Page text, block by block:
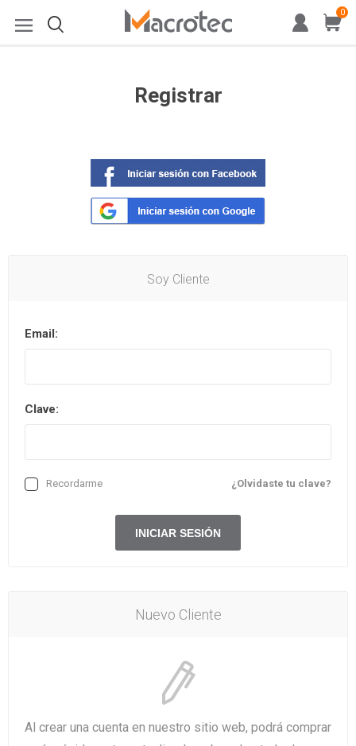
0
Registrar
Soy Cliente
Email:
Clave:
¿Olvidaste tu clave?
Recordarme
Nuevo Cliente
Al crear una cuenta en nuestro sitio web, podrá comprar